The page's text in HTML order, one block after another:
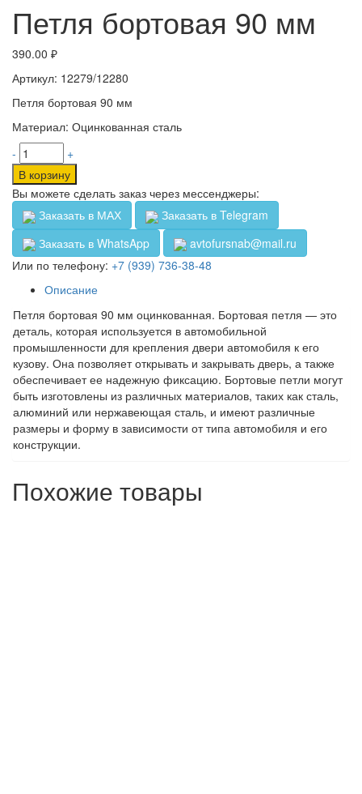
Петля бортовая 90 мм
390.00 ₽
Артикул: 12279/12280
Петля бортовая 90 мм
Материал: Оцинкованная сталь
-
+
В корзину
Вы можете сделать заказ через мессенджеры:
Заказать в МАХ
Заказать в Telegram
Заказать в WhatsApp
avtofursnab@mail.ru
Или по телефону: +7 (939) 736-38-48
Описание
Петля бортовая 90 мм оцинкованная. Бортовая петля — это
деталь, которая используется в автомобильной
промышленности для крепления двери автомобиля к его
кузову. Она позволяет открывать и закрывать дверь, а также
обеспечивает ее надежную фиксацию. Бортовые петли могут
быть изготовлены из различных материалов, таких как сталь,
алюминий или нержавеющая сталь, и имеют различные
размеры и форму в зависимости от типа автомобиля и его
конструкции.
Похожие товары